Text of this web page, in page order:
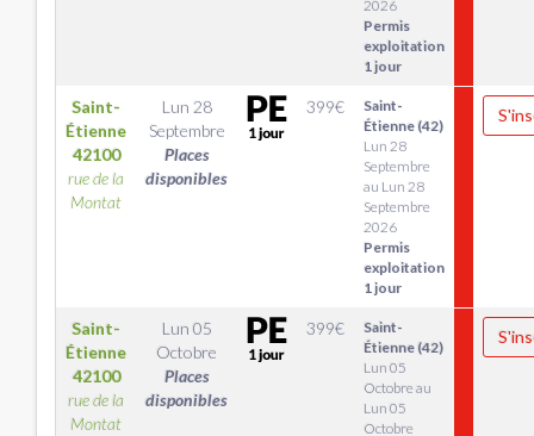
2026
Permis
exploitation
1 jour
Saint-
Étienne
42100
rue de la
Montat
Lun 28
Septembre
Places
disponibles
399€
Saint-
Étienne (42)
Lun 28
Septembre
au Lun 28
Septembre
2026
Permis
exploitation
1 jour
Saint-
Étienne
42100
rue de la
Montat
Lun 05
Octobre
Places
disponibles
399€
Saint-
Étienne (42)
Lun 05
Octobre au
Lun 05
Octobre